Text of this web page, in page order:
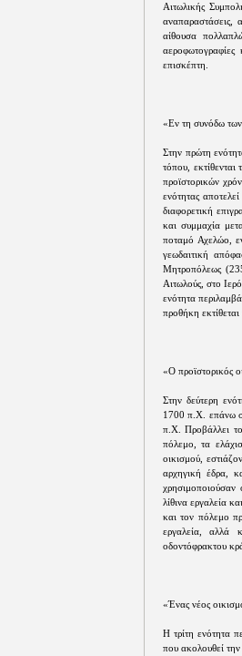
Αιτωλικής
αναπαραστάσεις,
αίθουσα
επισκέπτη.
«Εν τη συνόδω
Στην πρώτη
τόπου, εκτίθενται
προϊστορικών
ενότητας
διαφορετική
και συμμαχία
ποταμό Αχελώο,
γεωδαιτική
Μητροπόλεως
Αιτωλούς, στο
ενότητα
προθήκη
«Ο προϊστορικός
Στην δεύτερη
1700 π.Χ. επάνω
π.Χ. Προβάλλει
πόλεμο, τα
οικισμού,
αρχηγική έδρα,
χρησιμοποιούσαν
λίθινα εργαλεία
και τον πόλεμο
εργαλεία, αλλά
οδοντόφρακτου
«Ένας νέος
Η τρίτη ενότητα
που ακολουθεί